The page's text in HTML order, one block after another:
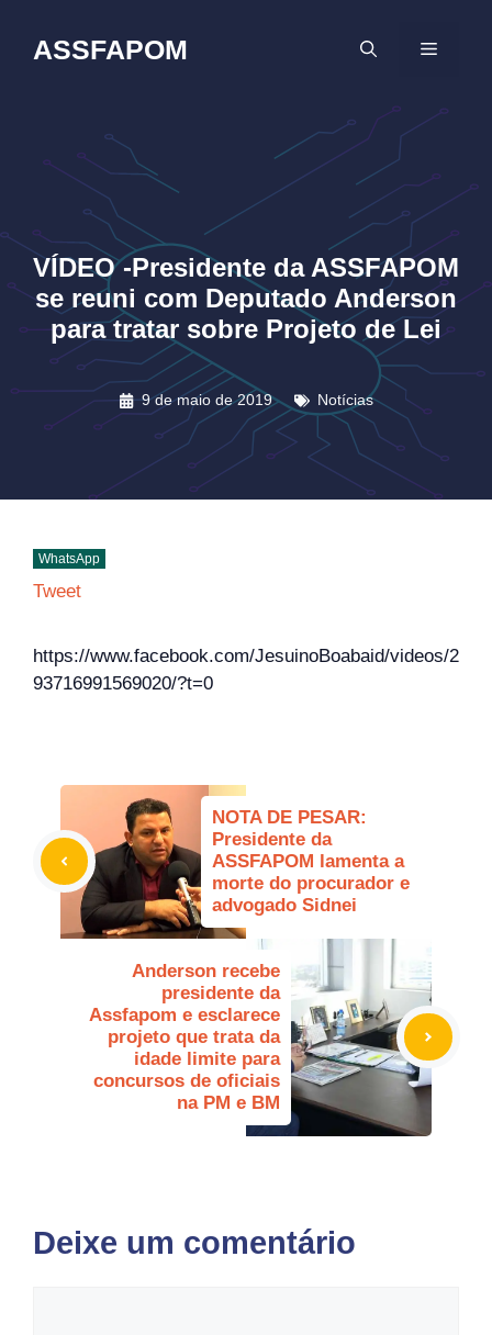
ASSFAPOM MENU
VÍDEO -Presidente da ASSFAPOM
se reuni com Deputado Anderson
para tratar sobre Projeto de Lei
9 de maio de 2019 Notícias
WhatsApp
Tweet
https://www.facebook.com/JesuinoBoabaid/videos/2
93716991569020/?t=0
NOTA DE PESAR:
Presidente da
ASSFAPOM lamenta a
morte do procurador e
advogado Sidnei
Anderson recebe
presidente da
Assfapom e esclarece
projeto que trata da
idade limite para
concursos de oficiais
na PM e BM
Deixe um comentário